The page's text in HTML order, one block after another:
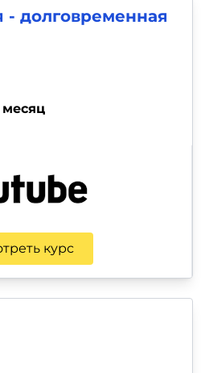
- долговременная
месяц
курс